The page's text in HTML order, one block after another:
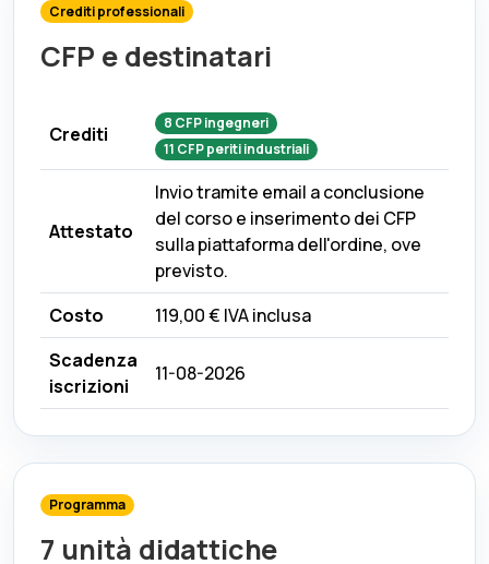
Crediti professionali
CFP e destinatari
Crediti 8 CFPingegneri
11 CFPperiti industriali
Attestato
Invio tramite email a conclusione
del corso e inserimento dei CFP
sulla piattaforma dell'ordine, ove
previsto.
Costo
119,00 € IVA inclusa
Scadenza
iscrizioni
11-08-2026
Programma
7 unità didattiche